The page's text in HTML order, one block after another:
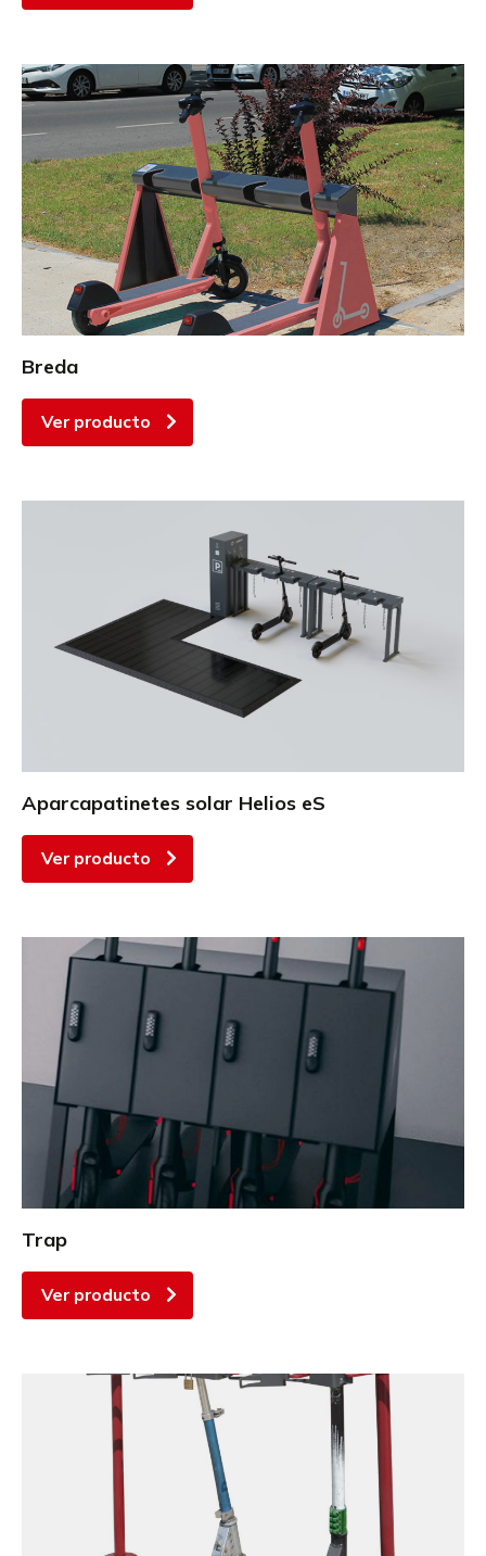
Breda
Ver producto
Aparcapatinetes solar Helios eS
Ver producto
Trap
Ver producto